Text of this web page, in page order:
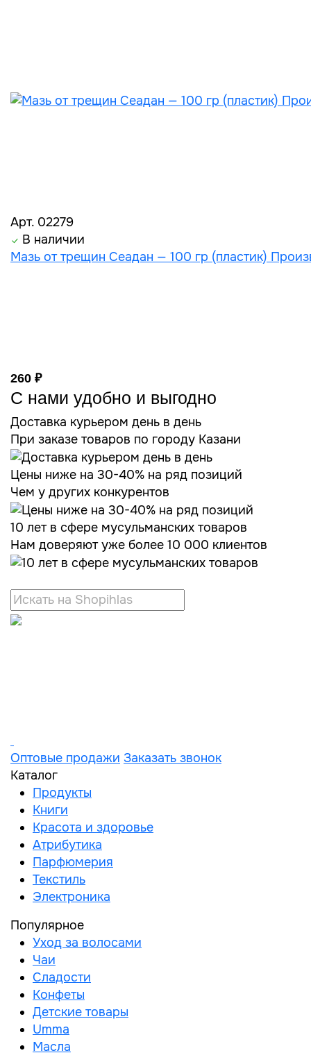
Арт. 02279
В наличии
Мазь от трещин Сеадан — 100 гр (пластик)
260 ₽
С нами удобно и выгодно
Доставка курьером день в день
При заказе товаров по городу Казани
Цены ниже на 30-40% на ряд позиций
Чем у других конкурентов
10 лет в сфере мусульманских товаров
Нам доверяют уже более 10 000 клиентов
Оптовые продажи Заказать звонок
Каталог
Продукты
Книги
Красота и здоровье
Атрибутика
Парфюмерия
Текстиль
Электроника
Популярное
Уход за волосами
Чаи
Сладости
Конфеты
Детские товары
Umma
Масла